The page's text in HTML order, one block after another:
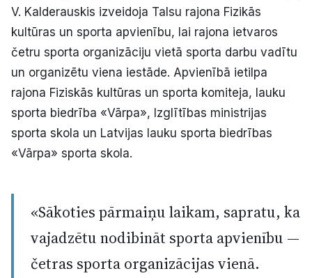
V. Kalderauskis izveidoja Talsu rajona Fizikās
kultūras un sporta apvienību, lai rajona ietvaros
četru sporta organizāciju vietā sporta darbu vadītu
un organizētu viena iestāde. Apvienībā ietilpa
rajona Fiziskās kultūras un sporta komiteja, lauku
sporta biedrība «Vārpa», Izglītības ministrijas
sporta skola un Latvijas lauku sporta biedrības
«Vārpa» sporta skola.
«Sākoties pārmaiņu laikam, sapratu, ka
vajadzētu nodibināt sporta apvienību —
četras sporta organizācijas vienā.